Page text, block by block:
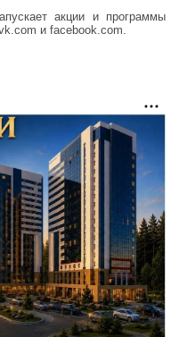
акции и программы
и facebook.com.